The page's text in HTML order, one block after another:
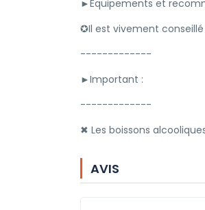
►Equipements et
✪Il est vivement
-------------
►Important :
-------------
✖ Les boissons
AVIS